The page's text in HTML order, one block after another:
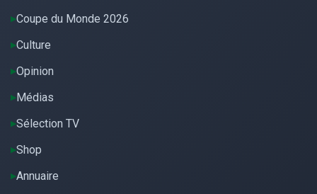
Coupe du Monde 2026
Culture
Opinion
Médias
Sélection TV
Shop
Annuaire